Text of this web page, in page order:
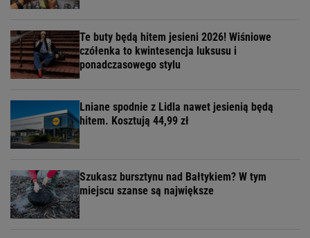
Te buty będą hitem jesieni 2026! Wiśniowe
czółenka to kwintesencja luksusu i
ponadczasowego stylu
Lniane spodnie z Lidla nawet jesienią będą
hitem. Kosztują 44,99 zł
Szukasz bursztynu nad Bałtykiem? W tym
miejscu szanse są największe